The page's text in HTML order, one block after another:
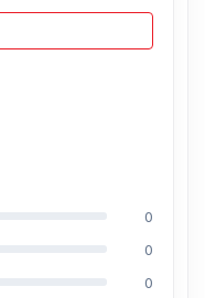
0
0
0